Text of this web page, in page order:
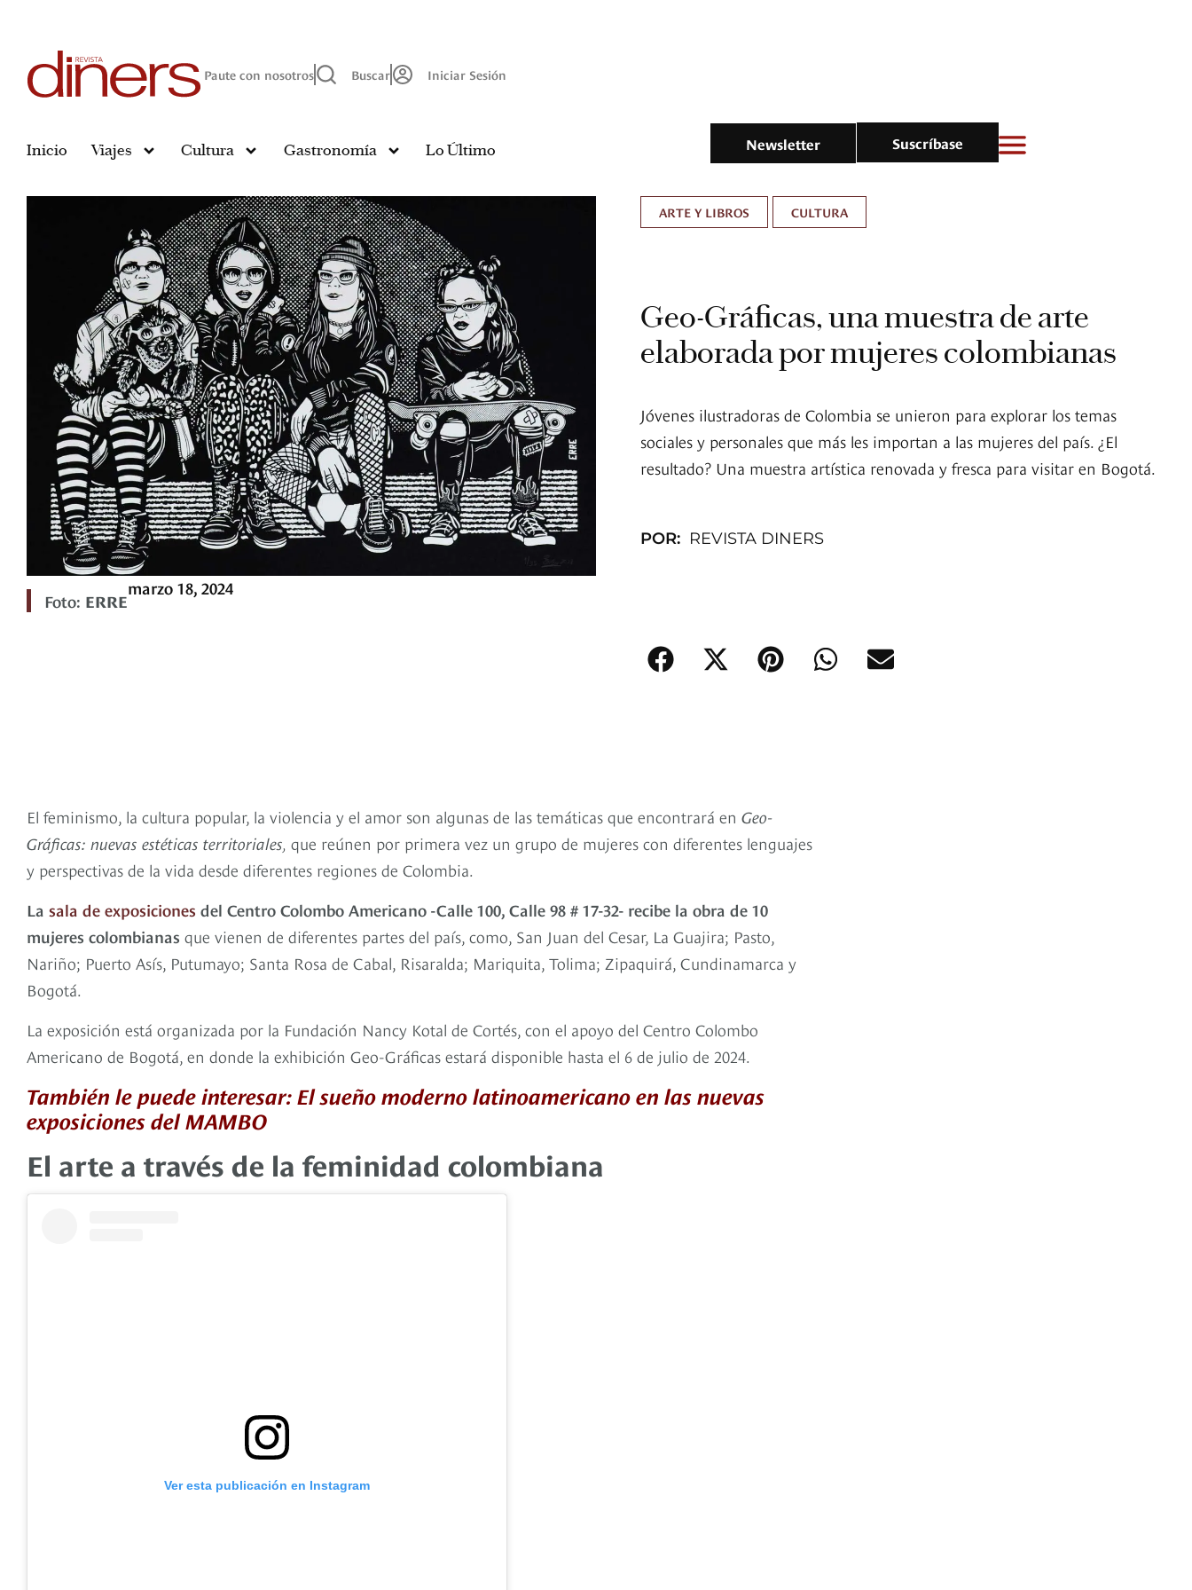
Paute con nosotros Buscar Iniciar Sesión
Inicio Viajes Cultura Gastronomía Lo Último Newsletter Suscríbase
Foto: ERRE
marzo 18, 2024
ARTE Y LIBROS CULTURA
Geo-Gráficas, una muestra de arte
elaborada por mujeres colombianas
Jóvenes ilustradoras de Colombia se unieron para explorar los temas
sociales y personales que más les importan a las mujeres del país. ¿El
resultado? Una muestra artística renovada y fresca para visitar en Bogotá.
POR: REVISTA DINERS
El feminismo, la cultura popular, la violencia y el amor son algunas de las temáticas que encontrará en Geo-
Gráficas: nuevas estéticas territoriales, que reúnen por primera vez un grupo de mujeres con diferentes lenguajes
y perspectivas de la vida desde diferentes regiones de Colombia.
La sala de exposiciones del Centro Colombo Americano -Calle 100, Calle 98 # 17-32- recibe la obra de 10
mujeres colombianas que vienen de diferentes partes del país, como, San Juan del Cesar, La Guajira; Pasto,
Nariño; Puerto Asís, Putumayo; Santa Rosa de Cabal, Risaralda; Mariquita, Tolima; Zipaquirá, Cundinamarca y
Bogotá.
La exposición está organizada por la Fundación Nancy Kotal de Cortés, con el apoyo del Centro Colombo
Americano de Bogotá, en donde la exhibición Geo-Gráficas estará disponible hasta el 6 de julio de 2024.
También le puede interesar: El sueño moderno latinoamericano en las nuevas
exposiciones del MAMBO
El arte a través de la feminidad colombiana
Ver esta publicación en Instagram